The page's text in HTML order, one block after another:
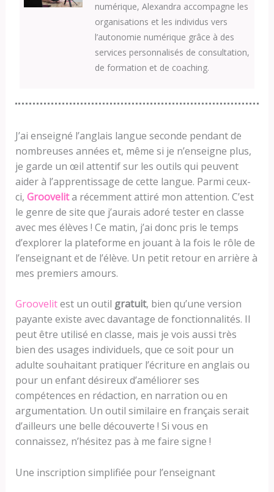
numérique, Alexandra accompagne les
organisations et les individus vers
l’autonomie numérique grâce à des
services personnalisés de consultation,
de formation et de coaching.
J’ai enseigné l’anglais langue seconde pendant de
nombreuses années et, même si je n’enseigne plus,
je garde un œil attentif sur les outils qui peuvent
aider à l’apprentissage de cette langue. Parmi ceux-
ci, Groovelita récemment attiré mon attention. C’est
le genre de site que j’aurais adoré tester en classe
avec mes élèves ! Ce matin, j’ai donc pris le temps
d’explorer la plateforme en jouant à la fois le rôle de
l’enseignant et de l’élève. Un petit retour en arrière à
mes premiers amours.
Groovelitest un outil gratuit, bien qu’une version
payante existe avec davantage de fonctionnalités. Il
peut être utilisé en classe, mais je vois aussi très
bien des usages individuels, que ce soit pour un
adulte souhaitant pratiquer l’écriture en anglais ou
pour un enfant désireux d’améliorer ses
compétences en rédaction, en narration ou en
argumentation. Un outil similaire en français serait
d’ailleurs une belle découverte ! Si vous en
connaissez, n’hésitez pas à me faire signe !
Une inscription simplifiée pour l’enseignant